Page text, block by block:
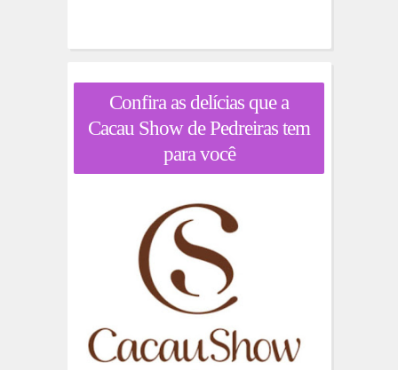
Confira as delícias que a
Cacau Show de Pedreiras tem
para você